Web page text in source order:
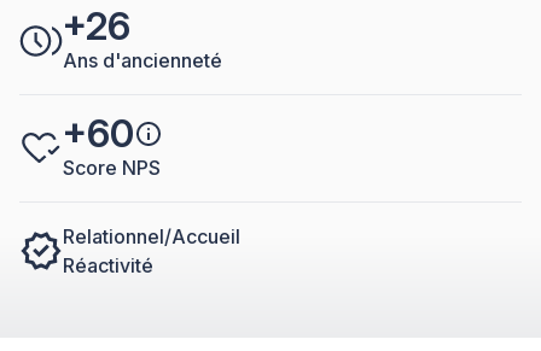
+26
Ans d'ancienneté
+60
Score NPS
Relationnel/Accueil
Réactivité